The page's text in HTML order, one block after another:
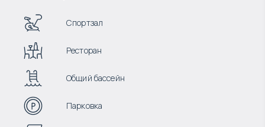
Спортзал
Ресторан
Общий бассейн
Парковка